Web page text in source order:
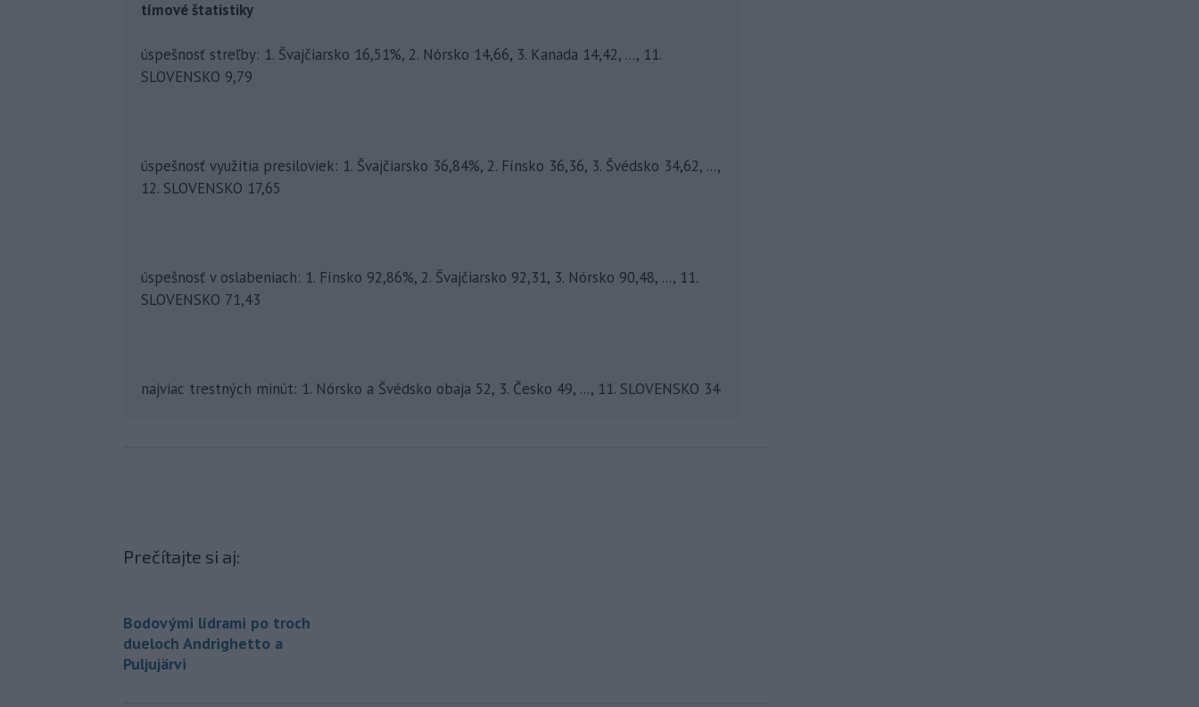
tímové štatistiky
úspešnosť streľby: 1. Švajčiarsko 16,51%, 2. Nórsko 14,66, 3. Kanada 14,42, ..., 11.
SLOVENSKO 9,79
úspešnosť využitia presiloviek: 1. Švajčiarsko 36,84%, 2. Fínsko 36,36, 3. Švédsko 34,62, ...,
12. SLOVENSKO 17,65
úspešnosť v oslabeniach: 1. Fínsko 92,86%, 2. Švajčiarsko 92,31, 3. Nórsko 90,48, ..., 11.
SLOVENSKO 71,43
najviac trestných minút: 1. Nórsko a Švédsko obaja 52, 3. Česko 49, ..., 11. SLOVENSKO 34
Prečítajte si aj:
Bodovými lídrami po troch
dueloch Andrighetto a
Puljujärvi